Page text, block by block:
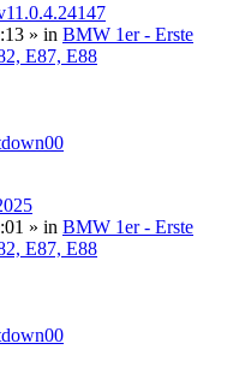
» in BMW 1er - Erste
E87, E88
» in BMW 1er - Erste
E87, E88